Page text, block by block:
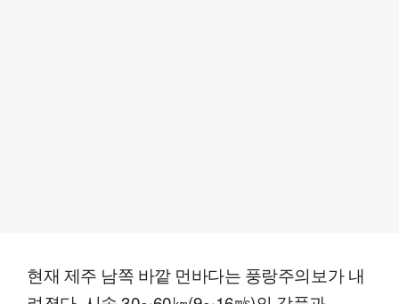
현재 제주 남쪽 바깥 먼바다는 풍랑주의보가 내